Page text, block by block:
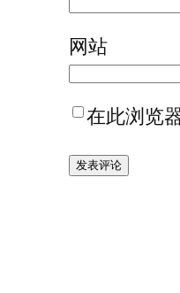
网站
在此浏览